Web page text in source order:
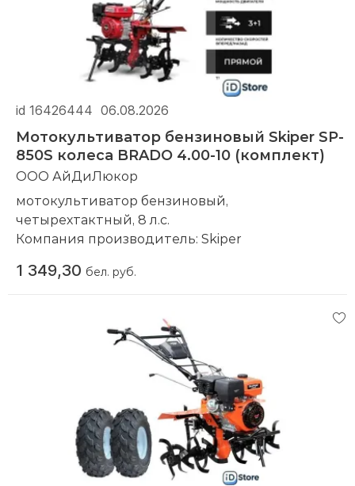
id 16426444 06.08.2026
Мотокультиватор бензиновый Skiper SP-
850S колеса BRADO 4.00-10 (комплект)
ООО АйДиЛюкор
мотокультиватор бензиновый,
четырехтактный, 8 л.с.
Компания производитель: Skiper
1 349,30 бел. руб.